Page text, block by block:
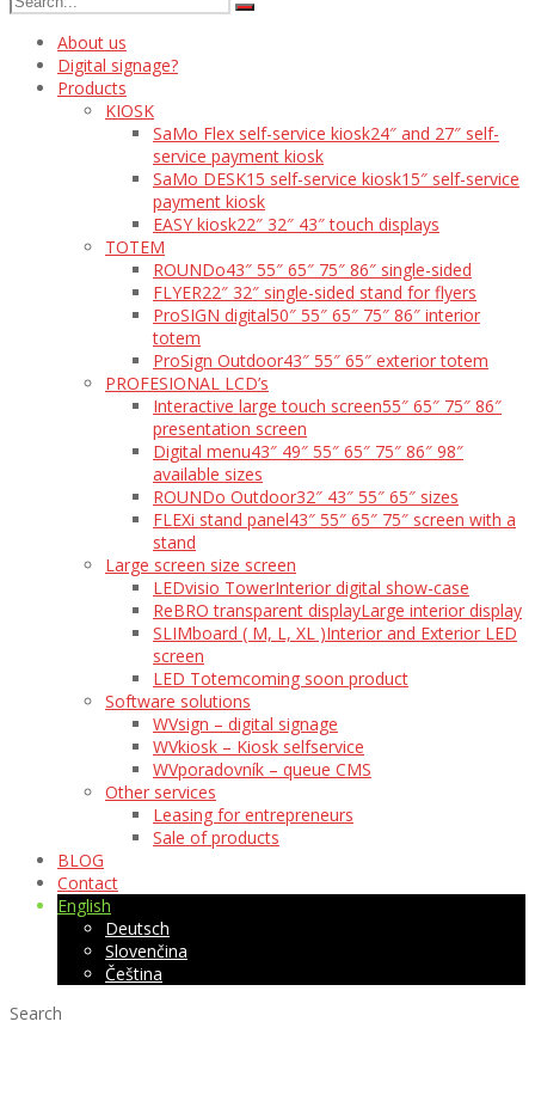
About us
Digital signage?
Products
KIOSK
SaMo Flex self-service kiosk24″ and 27″ self-
service payment kiosk
SaMo DESK15 self-service kiosk15″ self-service
payment kiosk
EASY kiosk22″ 32″ 43″ touch displays
TOTEM
ROUNDo43″ 55″ 65″ 75″ 86″ single-sided
FLYER22″ 32″ single-sided stand for flyers
ProSIGN digital50″ 55″ 65″ 75″ 86″ interior
totem
ProSign Outdoor43″ 55″ 65″ exterior totem
PROFESIONAL LCD’s
Interactive large touch screen55″ 65″ 75″ 86″
presentation screen
Digital menu43″ 49″ 55″ 65″ 75″ 86″ 98″
available sizes
ROUNDo Outdoor32″ 43″ 55″ 65″ sizes
FLEXi stand panel43″ 55″ 65″ 75″ screen with a
stand
Large screen size screen
LEDvisio TowerInterior digital show-case
ReBRO transparent displayLarge interior display
SLIMboard ( M, L, XL )Interior and Exterior LED
screen
LED Totemcoming soon product
Software solutions
WVsign – digital signage
WVkiosk – Kiosk selfservice
WVporadovník – queue CMS
Other services
Leasing for entrepreneurs
Sale of products
BLOG
Contact
English
Deutsch
Slovenčina
Čeština
Search